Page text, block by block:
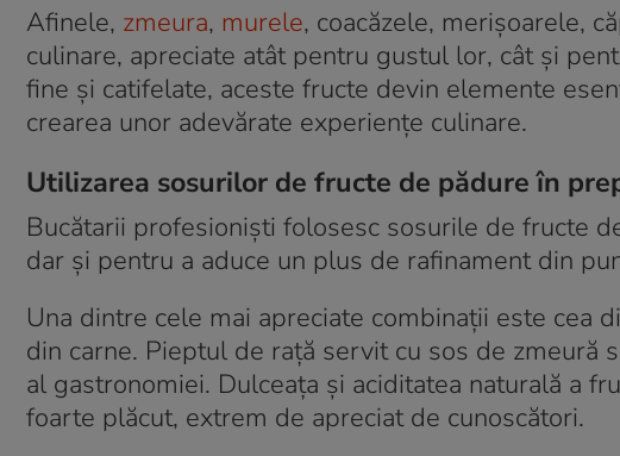
Afinele, zmeura, murele, coacăzele, merișoarele,
culinare, apreciate atât pentru gustul lor, cât și
fine și catifelate, aceste fructe devin elemente
crearea unor adevărate experiențe culinare.
Utilizarea sosurilor de fructe de pădure în
Bucătarii profesioniști folosesc sosurile de fructe
dar și pentru a aduce un plus de rafinament din
Una dintre cele mai apreciate combinații este
din carne. Pieptul de rață servit cu sos de zmeură
al gastronomiei. Dulceața și aciditatea naturală a
foarte plăcut, extrem de apreciat de cunoscători.